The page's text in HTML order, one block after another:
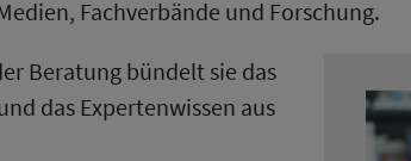
Fachverbände und Forschung.
Beratung bündelt sie das
das Expertenwissen aus